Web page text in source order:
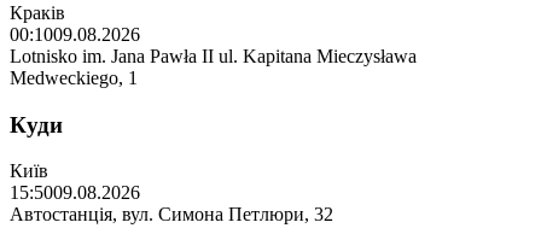
Краків
00:1009.08.2026
Lotnisko im. Jana Pawła II ul. Kapitana Mieczysława
Medweckiego, 1
Куди
Київ
15:5009.08.2026
Автостанція, вул. Симона Петлюри, 32